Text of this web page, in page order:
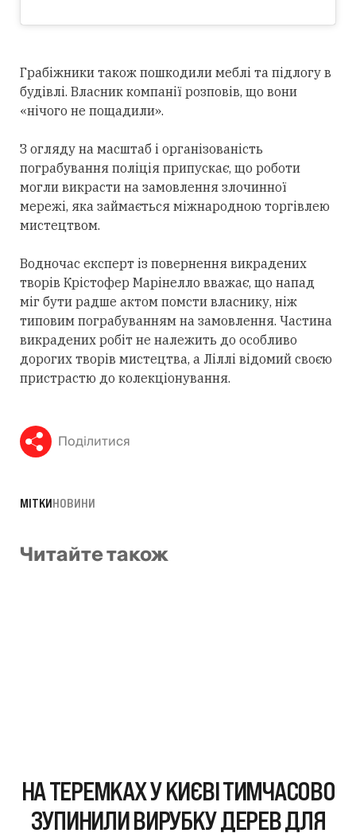
Грабіжники також пошкодили меблі та підлогу в
будівлі. Власник компанії розповів, що вони
«нічого не пощадили».
З огляду на масштаб і організованість
пограбування поліція припускає, що роботи
могли викрасти на замовлення злочинної
мережі, яка займається міжнародною торгівлею
мистецтвом.
Водночас експерт із повернення викрадених
творів Крістофер Марінелло вважає, що напад
міг бути радше актом помсти власнику, ніж
типовим пограбуванням на замовлення. Частина
викрадених робіт не належить до особливо
дорогих творів мистецтва, а Ліллі відомий своєю
пристрастю до колекціонування.
Поділитися
МІТКИНОВИНИ
Читайте також
НА ТЕРЕМКАХ У КИЄВІ ТИМЧАСОВО
ЗУПИНИЛИ ВИРУБКУ ДЕРЕВ ДЛЯ